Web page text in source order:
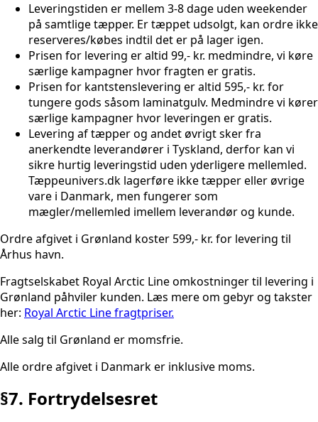
Leveringstiden er mellem 3-8 dage uden weekender
på samtlige tæpper. Er tæppet udsolgt, kan ordre ikke
reserveres/købes indtil det er på lager igen.
Prisen for levering er altid 99,- kr. medmindre, vi køre
særlige kampagner hvor fragten er gratis.
Prisen for kantstenslevering er altid 595,- kr. for
tungere gods såsom laminatgulv. Medmindre vi kører
særlige kampagner hvor leveringen er gratis.
Levering af tæpper og andet øvrigt sker fra
anerkendte leverandører i Tyskland, derfor kan vi
sikre hurtig leveringstid uden yderligere mellemled.
Tæppeunivers.dk lagerføre ikke tæpper eller øvrige
vare i Danmark, men fungerer som
mægler/mellemled imellem leverandør og kunde.
Ordre afgivet i Grønland koster 599,- kr. for levering til
Århus havn.
Fragtselskabet Royal Arctic Line omkostninger til levering i
Grønland påhviler kunden. Læs mere om gebyr og takster
her: Royal Arctic Line fragtpriser.
Alle salg til Grønland er momsfrie.
Alle ordre afgivet i Danmark er inklusive moms.
§7. Fortrydelsesret